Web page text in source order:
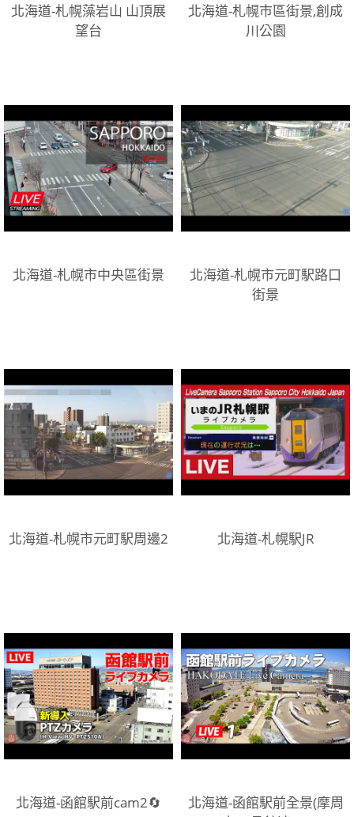
北海道-札幌藻岩山 山頂展
望台
北海道-札幌市區街景,創成
川公園
北海道-札幌市中央區街景
北海道-札幌市元町駅路口
街景
北海道-札幌市元町駅周邊2 北海道-札幌駅JR
北海道-函館駅前cam2🔄
北海道-函館駅前全景(摩周